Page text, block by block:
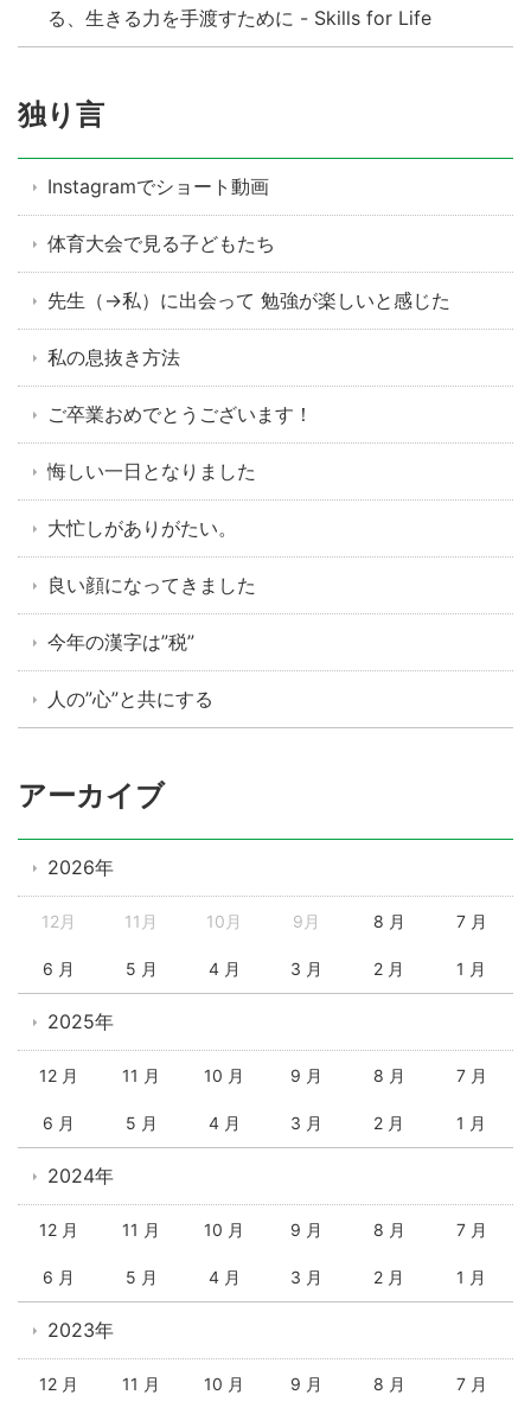
る、生きる力を手渡すために - Skills for Life
独り言
Instagramでショート動画
体育大会で見る子どもたち
先生（→私）に出会って 勉強が楽しいと感じた
私の息抜き方法
ご卒業おめでとうございます！
悔しい一日となりました
大忙しがありがたい。
良い顔になってきました
今年の漢字は”税”
人の”心”と共にする
アーカイブ
2026年
12月 11月 10月 9月 8 月 7 月
6 月 5 月 4 月 3 月 2 月 1 月
2025年
12 月 11 月 10 月 9 月 8 月 7 月
6 月 5 月 4 月 3 月 2 月 1 月
2024年
12 月 11 月 10 月 9 月 8 月 7 月
6 月 5 月 4 月 3 月 2 月 1 月
2023年
12 月 11 月 10 月 9 月 8 月 7 月